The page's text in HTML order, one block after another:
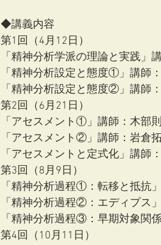
◆講義内容
第1回（4月12日）
「精神分析学派の理論と実践」
「精神分析設定と態度①」講師
「精神分析設定と態度②」講師
第2回（6月21日）
「アセスメント①」講師：木部
「アセスメント②」講師：岩倉
「アセスメントと定式化」講師
第3回（8月9日）
「精神分析過程①：転移と抵抗
「精神分析過程②：エディプス
「精神分析過程③：早期対象関
第4回（10月11日）